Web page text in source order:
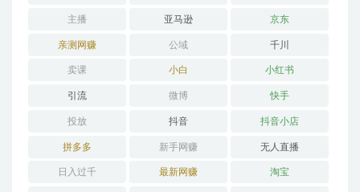
主播 亚马逊 京东
亲测网赚 公域 千川
卖课 小白 小红书
引流 微博 快手
投放 抖音 抖音小店
拼多多 新手网赚 无人直播
日入过千 最新网赚 淘宝